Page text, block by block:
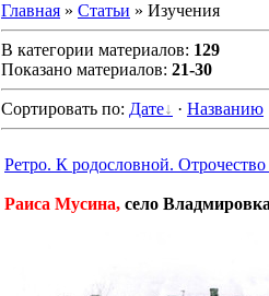
Главная » Статьи » Изучения
В категории материалов: 129
Показано материалов: 21-30
Сортировать по: Дате · Названию
Ретро. К родословной.
Раиса Мусина, село